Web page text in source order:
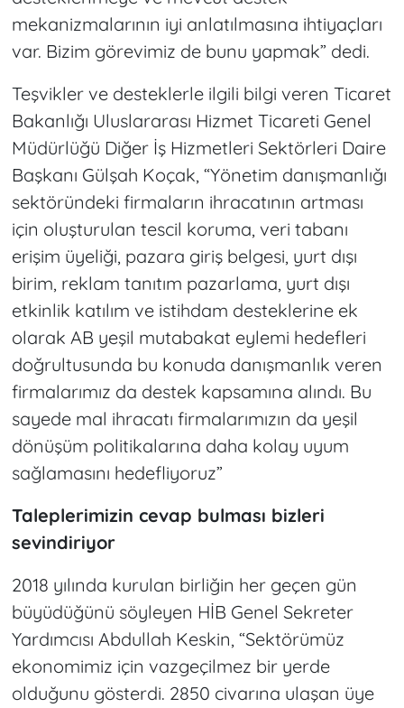
mekanizmalarının iyi anlatılmasına ihtiyaçları
var. Bizim görevimiz de bunu yapmak” dedi.
Teşvikler ve desteklerle ilgili bilgi veren Ticaret
Bakanlığı Uluslararası Hizmet Ticareti Genel
Müdürlüğü Diğer İş Hizmetleri Sektörleri Daire
Başkanı Gülşah Koçak, “Yönetim danışmanlığı
sektöründeki firmaların ihracatının artması
için oluşturulan tescil koruma, veri tabanı
erişim üyeliği, pazara giriş belgesi, yurt dışı
birim, reklam tanıtım pazarlama, yurt dışı
etkinlik katılım ve istihdam desteklerine ek
olarak AB yeşil mutabakat eylemi hedefleri
doğrultusunda bu konuda danışmanlık veren
firmalarımız da destek kapsamına alındı. Bu
sayede mal ihracatı firmalarımızın da yeşil
dönüşüm politikalarına daha kolay uyum
sağlamasını hedefliyoruz”
Taleplerimizin cevap bulması bizleri
sevindiriyor
2018 yılında kurulan birliğin her geçen gün
büyüdüğünü söyleyen HİB Genel Sekreter
Yardımcısı Abdullah Keskin, “Sektörümüz
ekonomimiz için vazgeçilmez bir yerde
olduğunu gösterdi. 2850 civarına ulaşan üye